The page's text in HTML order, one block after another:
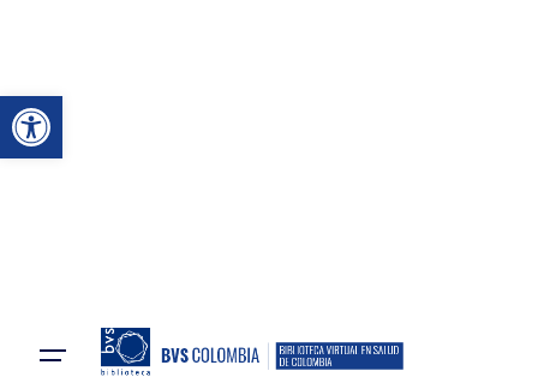
Abrir a barra de